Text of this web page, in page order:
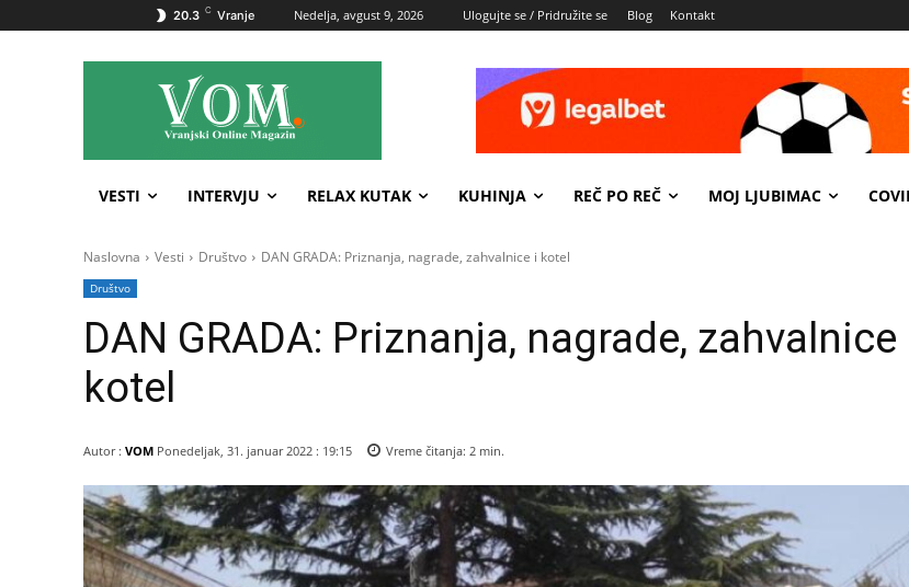
20.3 C Vranje Nedelja, avgust 9, 2026 Ulogujte se / Pridružite se Blog Kontakt
VESTI INTERVJU RELAX KUTAK KUHINJA REČ PO REČ MOJ LJUBIMAC
Naslovna Vesti Društvo DAN GRADA: Priznanja, nagrade, zahvalnice i kotel
Društvo
DAN GRADA: Priznanja, nagrade, zahvalnice
kotel
Autor : VOM Ponedeljak, 31. januar 2022 : 19:15 Vreme čitanja: 2 min.